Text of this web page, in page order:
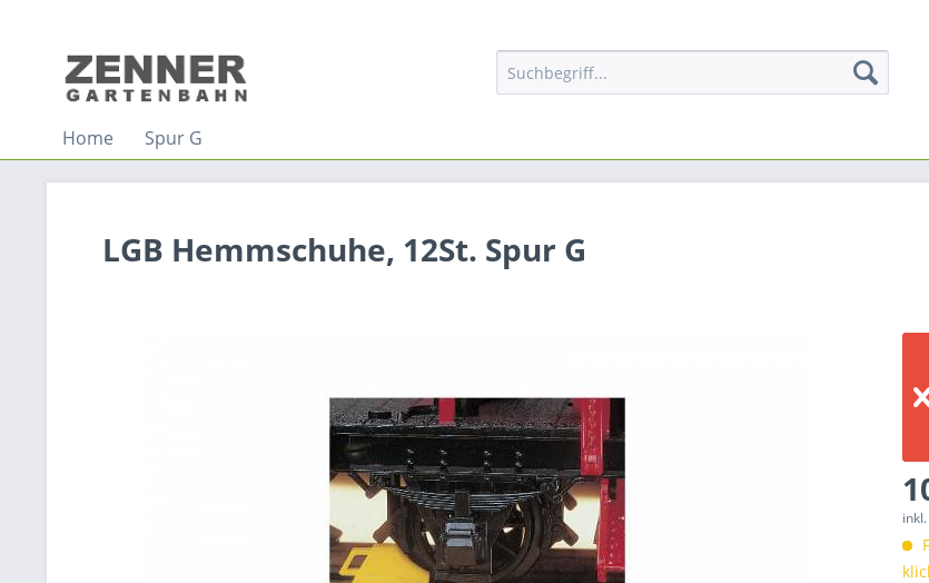
Home Spur G
LGB Hemmschuhe, 12St. Spur G